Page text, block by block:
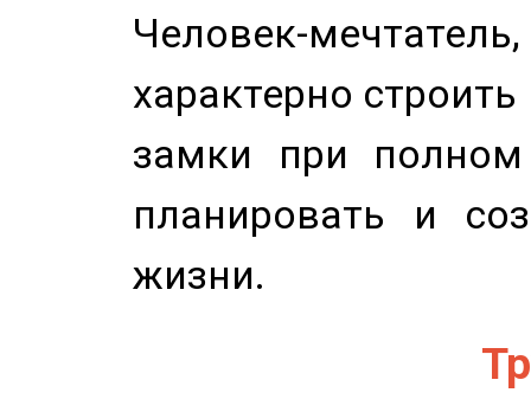
Человек-
характерно
замки при полном
планировать и
жизни.